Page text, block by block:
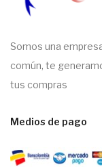
Somos una
común, te
tus compras
Medios de pago